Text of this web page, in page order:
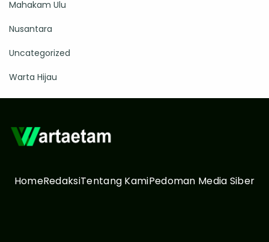
Mahakam Ulu
Nusantara
Uncategorized
Warta Hijau
HomeRedaksiTentang KamiPedoman Media Siber